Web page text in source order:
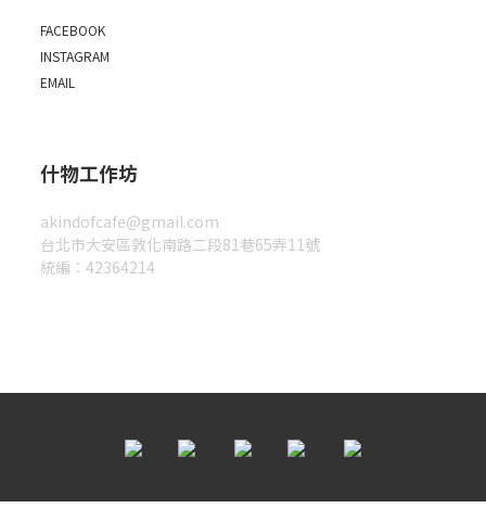
FACEBOOK
INSTAGRAM
EMAIL
什物工作坊
akindofcafe@gmail.com
台北市大安區敦化南路二段81巷65弄11號
統編：42364214